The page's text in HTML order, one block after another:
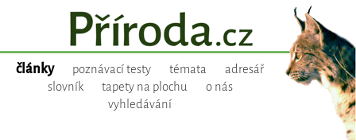
články poznávací testy témata
adresář
slovník
tapety na plochu
o nás
vyhledávání